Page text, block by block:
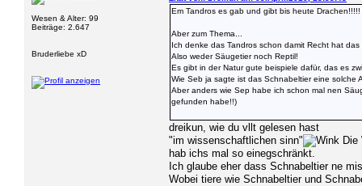
Wesen & Alter: 99
Beiträge: 2.647
Bruderliebe xD
Em Tandros es gab und gibt bis heute Drachen!!!!!
Aber zum Thema...
Ich denke das Tandros schon damit Recht hat
Also weder Säugetier noch Reptil!
Es gibt in der Natur gute beispiele dafür, das es
Wie Seb ja sagte ist das Schnabeltier eine solche
Aber anders wie Sep habe ich schon mal nen
gefunden habe!!)
dreikun, wie du vllt gelesen hast
"im wissenschaftlichen sinn"
Die
hab ichs mal so einegschränkt.
Ich glaube eher dass Schnabeltier ne
Wobei tiere wie Schnabeltier und